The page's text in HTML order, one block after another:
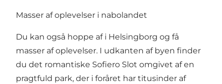
Masser af oplevelser i nabolandet
Du kan også hoppe af i Helsingborg og få
masser af oplevelser. I udkanten af byen finder
du det romantiske Sofiero Slot omgivet af en
pragtfuld park, der i foråret har titusinder af